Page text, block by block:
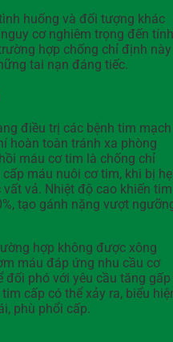
huống và đối tượng khác
cơ nghiêm trọng đến tính
hợp chống chỉ định này
tai nạn đáng tiếc.
điều trị các bệnh tim mạch
hoàn toàn tránh xa phòng
máu cơ tim là chống chỉ
máu nuôi cơ tim, khi bị
vả. Nhiệt độ cao khiến tim
tạo gánh nặng vượt
hợp không được xông
máu đáp ứng nhu cầu cơ
đối phó với yêu cầu tăng gấp
cấp có thể xảy ra, biểu
phù phổi cấp.